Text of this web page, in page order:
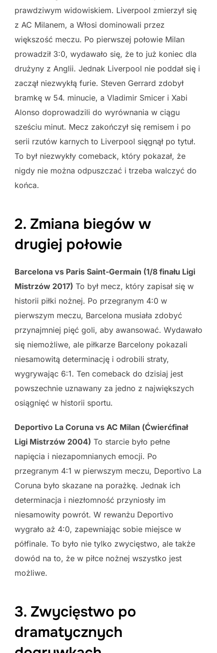
prawdziwym widowiskiem. Liverpool zmierzył się
z AC Milanem, a Włosi dominowali przez
większość meczu. Po pierwszej połowie Milan
prowadził 3:0, wydawało się, że to już koniec dla
drużyny z Anglii. Jednak Liverpool nie poddał się i
zaczął niezwykłą furie. Steven Gerrard zdobył
bramkę w 54. minucie, a Vladimir Smicer i Xabi
Alonso doprowadzili do wyrównania w ciągu
sześciu minut. Mecz zakończył się remisem i po
serii rzutów karnych to Liverpool sięgnął po tytuł.
To był niezwykły comeback, który pokazał, że
nigdy nie można odpuszczać i trzeba walczyć do
końca.
2. Zmiana biegów w
drugiej połowie
Barcelona vs Paris Saint-Germain (1/8 finału Ligi
Mistrzów 2017) To był mecz, który zapisał się w
historii piłki nożnej. Po przegranym 4:0 w
pierwszym meczu, Barcelona musiała zdobyć
przynajmniej pięć goli, aby awansować. Wydawało
się niemożliwe, ale piłkarze Barcelony pokazali
niesamowitą determinację i odrobili straty,
wygrywając 6:1. Ten comeback do dzisiaj jest
powszechnie uznawany za jedno z największych
osiągnięć w historii sportu.
Deportivo La Coruna vs AC Milan (Ćwierćfinał
Ligi Mistrzów 2004) To starcie było pełne
napięcia i niezapomnianych emocji. Po
przegranym 4:1 w pierwszym meczu, Deportivo La
Coruna było skazane na porażkę. Jednak ich
determinacja i niezłomność przyniosły im
niesamowity powrót. W rewanżu Deportivo
wygrało aż 4:0, zapewniając sobie miejsce w
półfinale. To było nie tylko zwycięstwo, ale także
dowód na to, że w piłce nożnej wszystko jest
możliwe.
3. Zwycięstwo po
dramatycznych